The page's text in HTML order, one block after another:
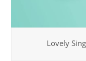
Lovely